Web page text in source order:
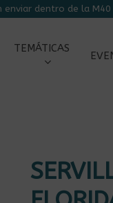
dentro de la M40
TEMÁTICAS